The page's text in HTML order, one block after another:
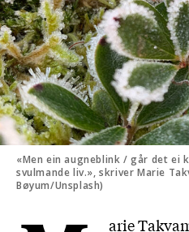
«Men ein augneblink / går det ei
svulmande liv.», skriver Marie
Bøyum/Unsplash)
arie